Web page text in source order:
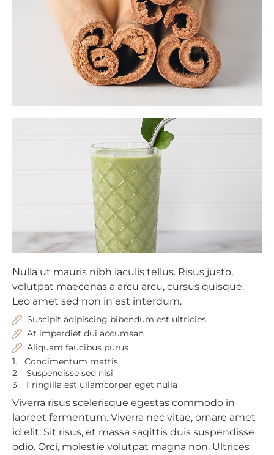
Nulla ut mauris nibh iaculis tellus. Risus justo,
volutpat maecenas a arcu arcu, cursus quisque.
Leo amet sed non in est interdum.
Suscipit adipiscing bibendum est ultricies
At imperdiet dui accumsan
Aliquam faucibus purus
1.
Condimentum mattis
2.
Suspendisse sed nisi
3.
Fringilla est ullamcorper eget nulla
Viverra risus scelerisque egestas commodo in
laoreet fermentum. Viverra nec vitae, ornare amet
id elit. Sit risus, et massa sagittis duis suspendisse
odio. Orci, molestie volutpat magna non. Ultrices